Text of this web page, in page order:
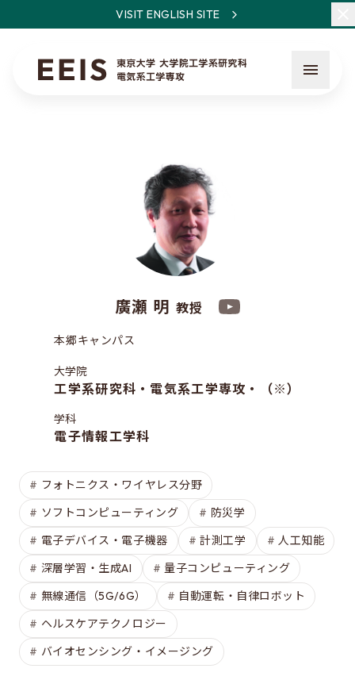
VISIT ENGLISH SITE
入試説明会
入試案内書 / 出願サイトでの提出が必要な書類（入試
案内書、修論/博論研究課題内容、成績集計表）
大学院入試のQ&A
所属学生の声
進路・博士について
費用/経済的支援
廣瀬 明 教授
本郷キャンパス
大学院
工学系研究科・電気系工学専攻・（※）
学科
電子情報工学科
フォトニクス・ワイヤレス分野
ソフトコンピューティング
防災学
電子デバイス・電子機器
計測工学
人工知能
深層学習・生成AI
量子コンピューティング
無線通信（5G/6G）
自動運転・自律ロボット
ヘルスケアテクノロジー
バイオセンシング・イメージング